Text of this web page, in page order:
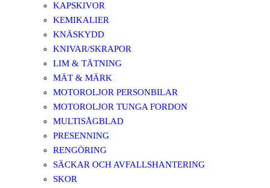
KAPSKIVOR
KEMIKALIER
KNÄSKYDD
KNIVAR/SKRAPOR
LIM & TÄTNING
MÄT & MÄRK
MOTOROLJOR PERSONBILAR
MOTOROLJOR TUNGA FORDON
MULTISÅGBLAD
PRESENNING
RENGÖRING
SÄCKAR OCH AVFALLSHANTERING
SKOR